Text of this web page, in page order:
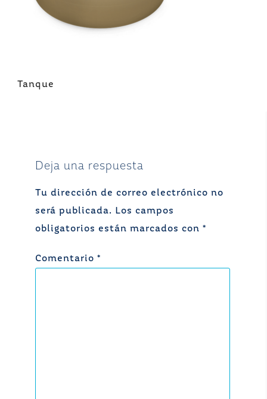
Navegación
Tanque
Deja una respuesta
Tu dirección de correo electrónico no
será publicada.
Los campos
obligatorios están marcados con *
Comentario *